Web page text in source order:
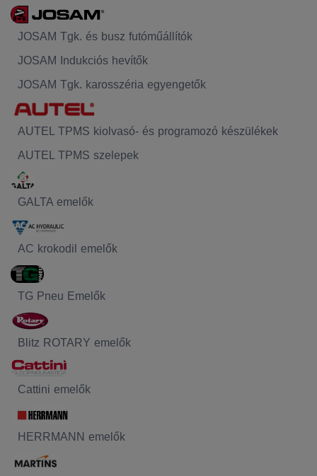
JOSAM Tgk. és busz futóműállítók
JOSAM Indukciós hevítők
JOSAM Tgk. karosszéria egyengetők
AUTEL TPMS kiolvasó- és programozó készülékek
AUTEL TPMS szelepek
GALTA emelők
AC krokodil emelők
TG Pneu Emelők
Blitz ROTARY emelők
Cattini emelők
HERRMANN emelők